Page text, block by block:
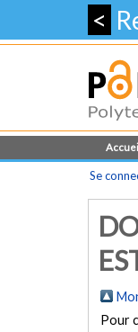
<
Se
Pour